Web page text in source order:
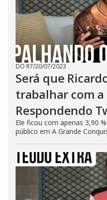
DO R7/20/07/2023
Será que
trabalhar com
Respondendo
Ele ficou com apenas 3,90
público em A Grande